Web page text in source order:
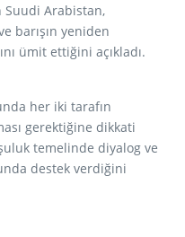
Arabistan,
barışın yeniden
ümit ettiğini açıkladı.
her iki tarafın
gerektiğine dikkati
temelinde diyalog ve
destek verdiğini